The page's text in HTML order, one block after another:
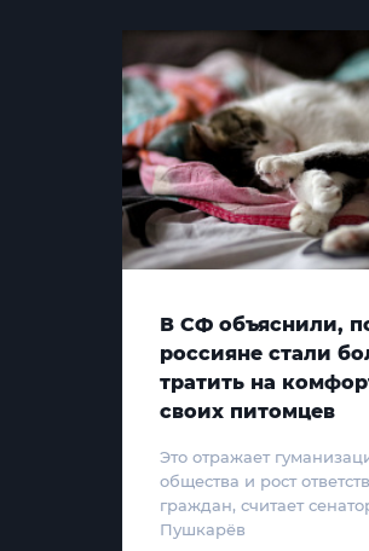
В СФ объяснили,
россияне стали
тратить на
своих питомцев
Это отражает
общества и рост
граждан, считает
Пушкарёв